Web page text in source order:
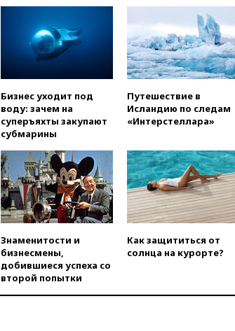
РФ
Бизнес уходит под
воду: зачем на
суперъяхты закупают
субмарины
Путешествие в
Исландию по следам
«Интерстеллара»
Знаменитости и
бизнесмены,
добившиеся успеха со
второй попытки
Как защититься от
солнца на курорте?